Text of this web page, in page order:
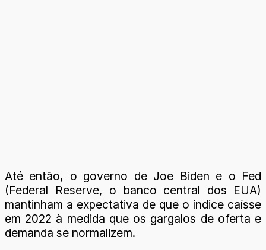
Até então, o governo de Joe Biden e o Fed
(Federal Reserve, o banco central dos EUA)
mantinham a expectativa de que o índice caísse
em 2022 à medida que os gargalos de oferta e
demanda se normalizem.